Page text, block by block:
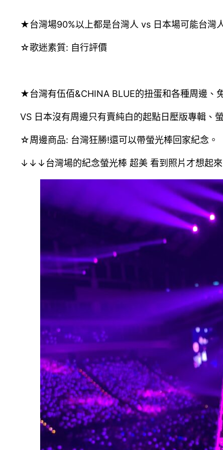
★台灣場90%以上都是台灣人 vs 日本場可能台灣
☆歌迷素質: 自行評價
★台灣有伍佰&CHINA BLUE的扭蛋和各種周邊、
VS 日本沒有周邊只有賣純白的起點日壓版專輯、
☆周邊商品: 台灣狂勝!還可以帶螢光棒回家紀念。
↓↓↓台灣場的紀念螢光棒 超美 看到照片才想起